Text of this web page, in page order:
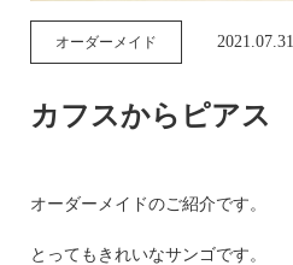
オーダーメイド 2021.07.31
カフスからピアス
オーダーメイドのご紹介です。
とってもきれいなサンゴです。